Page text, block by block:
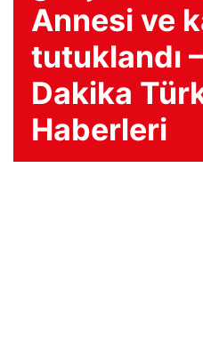
Annesi ve
tutuklandı
Dakika
Haberleri